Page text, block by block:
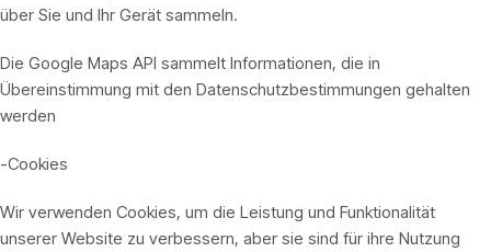
über Sie und Ihr Gerät sammeln.
Die Google Maps API sammelt Informationen, die in
Übereinstimmung mit den Datenschutzbestimmungen gehalten
werden
-Cookies
Wir verwenden Cookies, um die Leistung und Funktionalität
unserer Website zu verbessern, aber sie sind für ihre Nutzung